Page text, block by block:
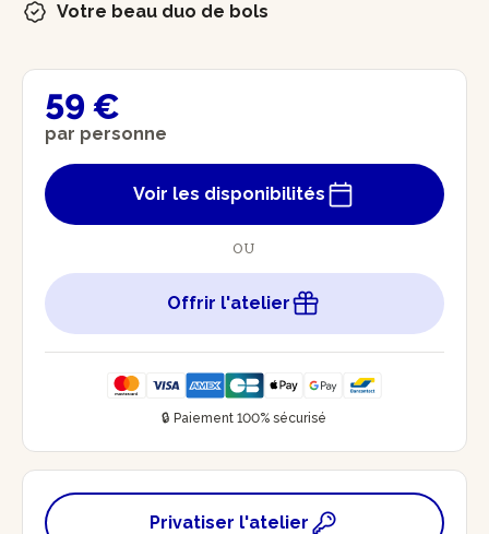
Votre beau duo de bols
59 €
par personne
Voir les disponibilités
OU
Offrir l'atelier
🔒 Paiement 100% sécurisé
Privatiser l'atelier